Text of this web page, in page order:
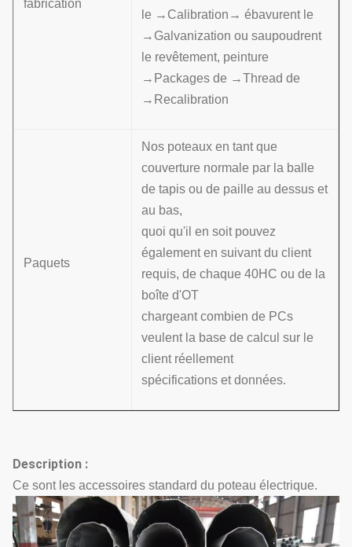
fabrication
le →Calibration→ ébavurent le
→Galvanization ou saupoudrent
le revêtement, peinture
→Packages de →Thread de
→Recalibration
Paquets
Nos poteaux en tant que
couverture normale par la balle
de tapis ou de paille au dessus et
au bas,
quoi qu'il en soit pouvez
également en suivant du client
requis, de chaque 40HC ou de la
boîte d'OT
chargeant combien de PCs
veulent la base de calcul sur le
client réellement
spécifications et données.
Description :
Ce sont les accessoires standard du poteau électrique.